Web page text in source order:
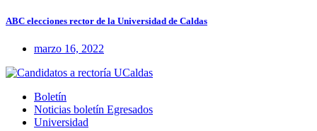
ABC elecciones rector de la Universidad de Caldas
marzo 16, 2022
Boletín
Noticias boletín Egresados
Universidad